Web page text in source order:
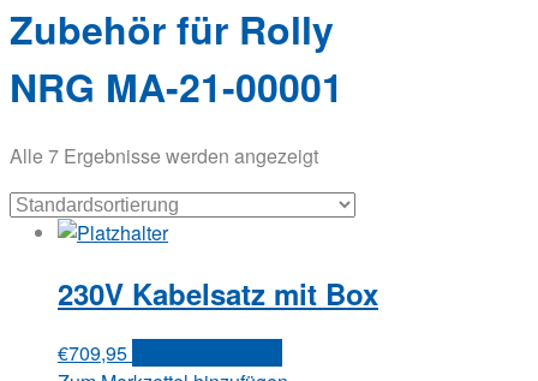
Zubehör für Rolly
NRG MA-21-00001
Alle 7 Ergebnisse werden angezeigt
230V Kabelsatz mit Box
€709,95